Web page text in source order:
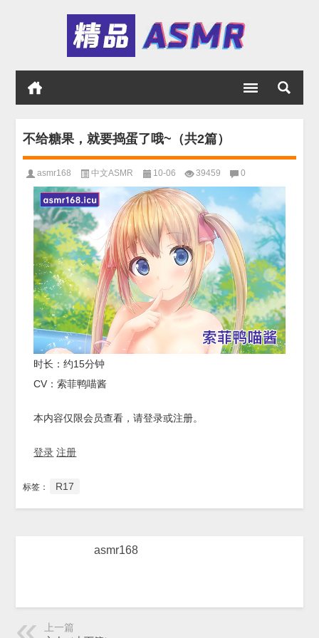
不给糖果，就要捣蛋了哦~（共2篇）
asmr168 中文ASMR 10-06 39459 0
时长：约15分钟
CV：索菲鸭喵酱
本内容仅限会员查看，请登录或注册。
登录 注册
标签： R17
asmr168
上一篇